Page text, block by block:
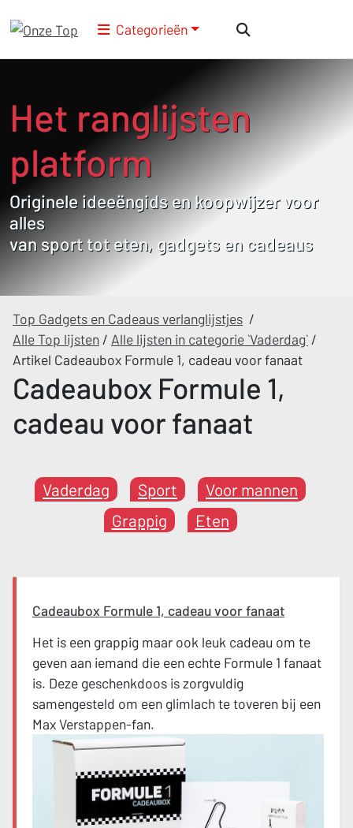
Categorieën
Het ranglijsten
platform
Originele ideeëngids en koopwijzer voor
alles
van sport tot eten, gadgets en cadeaus
Top Gadgets en Cadeaus verlanglijstjes /
Alle Top lijsten / Alle lijsten in categorie `Vaderdag` /
Artikel Cadeaubox Formule 1, cadeau voor fanaat
Cadeaubox Formule 1,
cadeau voor fanaat
Vaderdag Sport
Voor mannen
Grappig
Eten
Cadeaubox Formule 1, cadeau voor fanaat
Het is een grappig maar ook leuk cadeau om te
geven aan iemand die een echte Formule 1 fanaat
is. Deze geschenkdoos is zorgvuldig
samengesteld om een glimlach te toveren bij een
Max Verstappen-fan.